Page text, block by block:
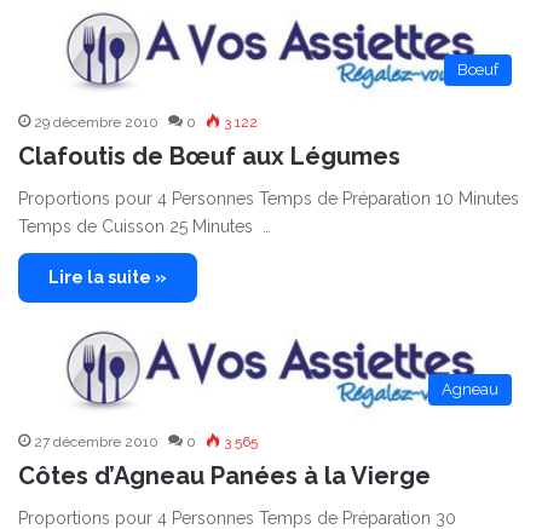
Bœuf
29 décembre 2010 0 3 122
Clafoutis de Bœuf aux Légumes
Proportions pour 4 Personnes Temps de Préparation 10 Minutes
Temps de Cuisson 25 Minutes …
Lire la suite »
Agneau
27 décembre 2010 0 3 565
Côtes d’Agneau Panées à la Vierge
Proportions pour 4 Personnes Temps de Préparation 30